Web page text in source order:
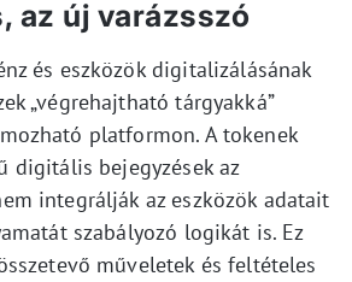
az új varázsszó
és eszközök digitalizálásának
„végrehajtható tárgyakká”
platformon. A tokenek
digitális bejegyzések az
integrálják az eszközök adatait
szabályozó logikát is. Ez
műveletek és feltételes